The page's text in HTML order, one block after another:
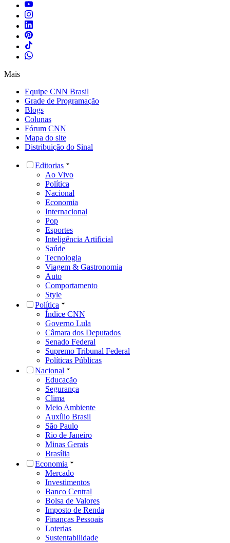
Mais
Equipe CNN Brasil
Grade de Programação
Blogs
Colunas
Fórum CNN
Mapa do site
Distribuição do Sinal
Editorias
Ao Vivo
Política
Nacional
Economia
Internacional
Pop
Esportes
Inteligência Artificial
Saúde
Tecnologia
Viagem & Gastronomia
Auto
Comportamento
Style
Política
Índice CNN
Governo Lula
Câmara dos Deputados
Senado Federal
Supremo Tribunal Federal
Políticas Públicas
Nacional
Educação
Segurança
Clima
Meio Ambiente
Auxílio Brasil
São Paulo
Rio de Janeiro
Minas Gerais
Brasília
Economia
Mercado
Investimentos
Banco Central
Bolsa de Valores
Imposto de Renda
Finanças Pessoais
Loterias
Sustentabilidade